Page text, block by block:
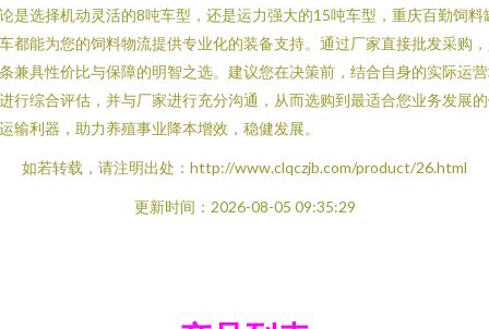
是选择机动灵活的8吨车型，还是运力强大的15吨车型，重庆百勤饲料
都能为您的饲料物流提供专业化的装备支持。通过厂家直接批发采购
兼具性价比与保障的明智之选。建议您在决策前，结合自身的实际运
行综合评估，并与厂家进行充分沟通，从而选购到最适合您业务发展
输利器，助力养殖事业降本增效，稳健发展。
如若转载，请注明出处：http://www.clqczjb.com/product/26.html
更新时间：2026-08-05 09:35:29